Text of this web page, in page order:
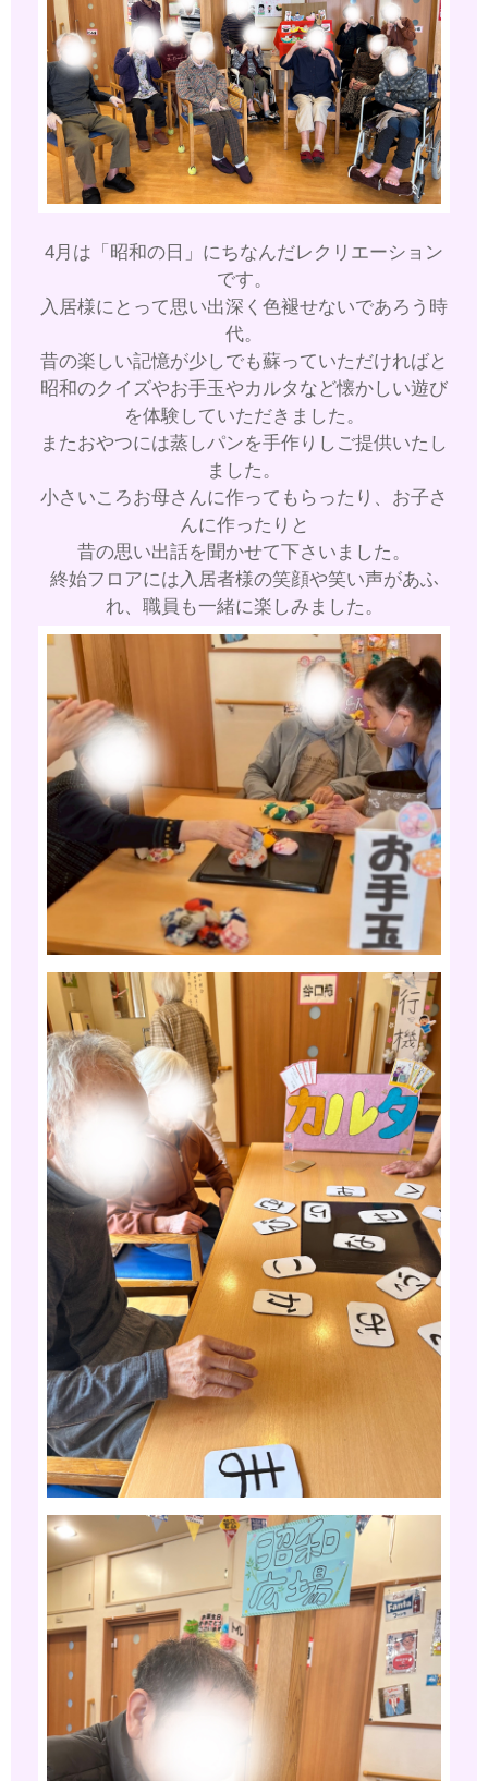
4月は「昭和の日」にちなんだレクリエーション
です。
入居様にとって思い出深く色褪せないであろう時
代。
昔の楽しい記憶が少しでも蘇っていただければと
昭和のクイズやお手玉やカルタなど懐かしい遊び
を体験していただきました。
またおやつには蒸しパンを手作りしご提供いたし
ました。
小さいころお母さんに作ってもらったり、お子さ
んに作ったりと
昔の思い出話を聞かせて下さいました。
終始フロアには入居者様の笑顔や笑い声があふ
れ、職員も一緒に楽しみました。